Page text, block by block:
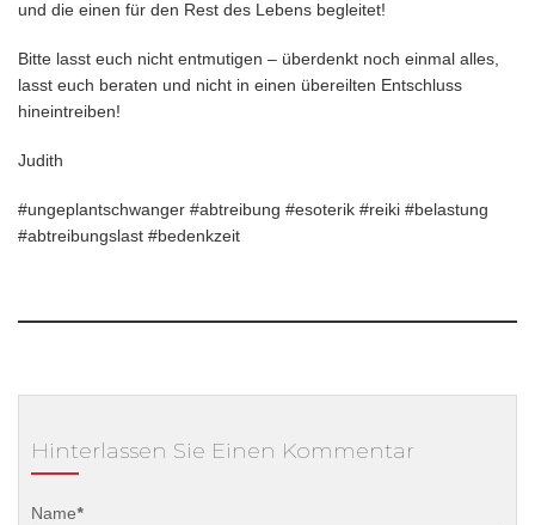
und die einen für den Rest des Lebens begleitet!
Bitte lasst euch nicht entmutigen – überdenkt noch einmal alles,
lasst euch beraten und nicht in einen übereilten Entschluss
hineintreiben!
Judith
#ungeplantschwanger #abtreibung #esoterik #reiki #belastung
#abtreibungslast #bedenkzeit
Hinterlassen Sie Einen Kommentar
Name*